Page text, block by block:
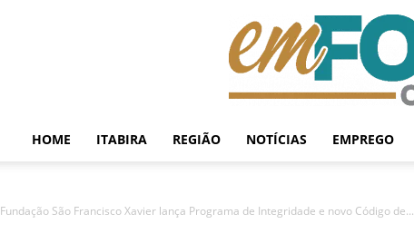
HOME ITABIRA REGIÃO NOTÍCIAS EMPREGO
Fundação São Francisco Xavier lança Programa de Integridade e novo Código de...